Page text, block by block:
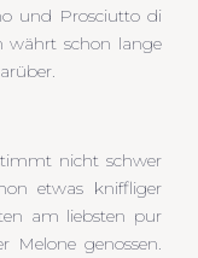
und Prosciutto di
währt schon lange
nicht schwer
etwas kniffliger
am liebsten pur
genossen.